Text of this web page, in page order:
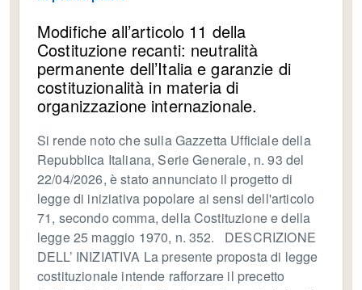
Modifiche all’articolo 11 della
Costituzione recanti: neutralità
permanente dell’Italia e garanzie di
costituzionalità in materia di
organizzazione internazionale.
Si rende noto che sulla Gazzetta Ufficiale della
Repubblica Italiana, Serie Generale, n. 93 del
22/04/2026, è stato annunciato il progetto di
legge di iniziativa popolare ai sensi dell'articolo
71, secondo comma, della Costituzione e della
legge 25 maggio 1970, n. 352. DESCRIZIONE
DELL’ INIZIATIVA La presente proposta di legge
costituzionale intende rafforzare il precetto